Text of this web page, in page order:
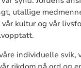
utallige
vår kultur og vår
individuelle svik,